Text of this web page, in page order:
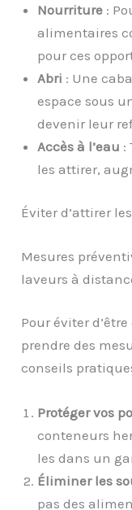
Nourriture :
alimentaires
pour ces
Abri : Une
espace sous
devenir leur
Accès à l’eau :
les attirer,
Éviter d’attirer
Mesures
laveurs à
Pour éviter
prendre des
conseils
Protéger vos
conteneurs
les dans un
Éliminer les
pas des